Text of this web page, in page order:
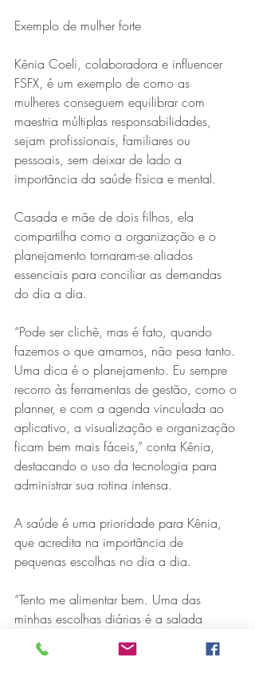
Exemplo de mulher forte
Kênia Coeli, colaboradora e influencer
FSFX, é um exemplo de como as
mulheres conseguem equilibrar com
maestria múltiplas responsabilidades,
sejam profissionais, familiares ou
pessoais, sem deixar de lado a
importância da saúde física e mental.
Casada e mãe de dois filhos, ela
compartilha como a organização e o
planejamento tornaram-se aliados
essenciais para conciliar as demandas
do dia a dia.
“Pode ser clichê, mas é fato, quando
fazemos o que amamos, não pesa tanto.
Uma dica é o planejamento. Eu sempre
recorro às ferramentas de gestão, como o
planner, e com a agenda vinculada ao
aplicativo, a visualização e organização
ficam bem mais fáceis,” conta Kênia,
destacando o uso da tecnologia para
administrar sua rotina intensa.
A saúde é uma prioridade para Kênia,
que acredita na importância de
pequenas escolhas no dia a dia.
“Tento me alimentar bem. Uma das
minhas escolhas diárias é a salada
fornecida pela equipe de nutrição da
FSFX, que é nutritiva e deliciosa. Também